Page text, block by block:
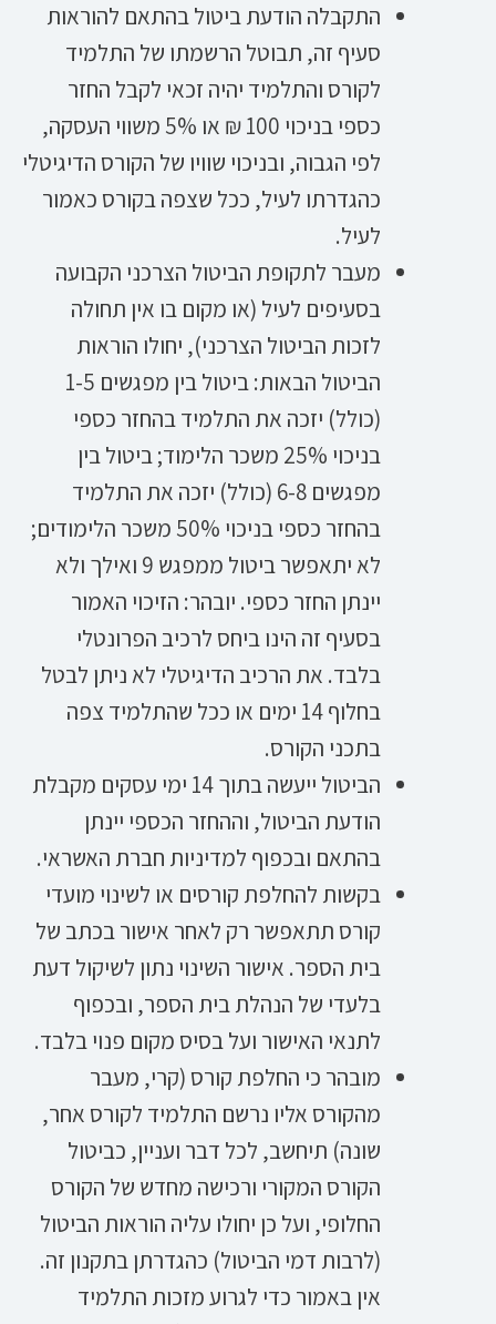
התקבלה הודעת ביטול בהתאם להוראות
סעיף זה, תבוטל הרשמתו של התלמיד
לקורס והתלמיד יהיה זכאי לקבל החזר
כספי בניכוי 100 ₪ או 5% משווי העסקה,
לפי הגבוה, ובניכוי שוויו של הקורס הדיגיטלי
כהגדרתו לעיל, ככל שצפה בקורס כאמור
לעיל.
מעבר לתקופת הביטול הצרכני הקבועה
בסעיפים לעיל (או מקום בו אין תחולה
לזכות הביטול הצרכני), יחולו הוראות
הביטול הבאות: ביטול בין מפגשים 1-5
(כולל) יזכה את התלמיד בהחזר כספי
בניכוי 25% משכר הלימוד; ביטול בין
מפגשים 6-8 (כולל) יזכה את התלמיד
בהחזר כספי בניכוי 50% משכר הלימודים;
לא יתאפשר ביטול ממפגש 9 ואילך ולא
יינתן החזר כספי. יובהר: הזיכוי האמור
בסעיף זה הינו ביחס לרכיב הפרונטלי
בלבד. את הרכיב הדיגיטלי לא ניתן לבטל
בחלוף 14 ימים או ככל שהתלמיד צפה
בתכני הקורס.
הביטול ייעשה בתוך 14 ימי עסקים מקבלת
הודעת הביטול, וההחזר הכספי יינתן
בהתאם ובכפוף למדיניות חברת האשראי.
בקשות להחלפת קורסים או לשינוי מועדי
קורס תתאפשר רק לאחר אישור בכתב של
בית הספר. אישור השינוי נתון לשיקול דעת
בלעדי של הנהלת בית הספר, ובכפוף
לתנאי האישור ועל בסיס מקום פנוי בלבד.
מובהר כי החלפת קורס (קרי, מעבר
מהקורס אליו נרשם התלמיד לקורס אחר,
שונה) תיחשב, לכל דבר ועניין, כביטול
הקורס המקורי ורכישה מחדש של הקורס
החלופי, ועל כן יחולו עליה הוראות הביטול
(לרבות דמי הביטול) כהגדרתן בתקנון זה.
אין באמור כדי לגרוע מזכות התלמיד